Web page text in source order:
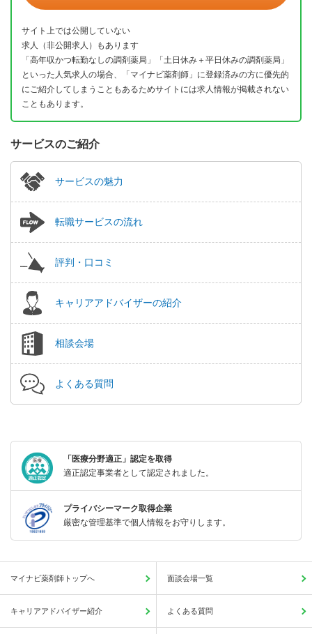
サイト上では公開していない
求人（非公開求人）もあります
「高年収かつ転勤なしの調剤薬局」「土日休み＋平日休みの調剤薬局」
といった人気求人の場合、「マイナビ薬剤師」に登録済みの方に優先的
にご紹介してしまうこともあるためサイトには求人情報が掲載されない
こともあります。
サービスのご紹介
サービスの魅力
転職サービスの流れ
評判・口コミ
キャリアアドバイザーの紹介
相談会場
よくある質問
「医療分野適正」認定を取得
適正認定事業者として認定されました。
プライバシーマーク取得企業
厳密な管理基準で個人情報をお守りします。
マイナビ薬剤師トップへ 面談会場一覧
キャリアアドバイザー紹介 よくある質問